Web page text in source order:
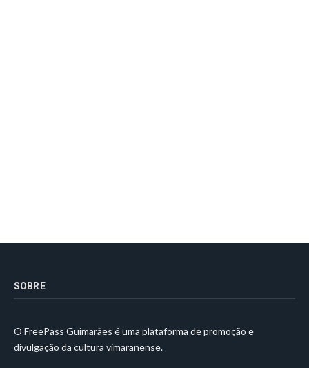
SOBRE
O FreePass Guimarães é uma plataforma de promoção e
divulgação da cultura vimaranense.